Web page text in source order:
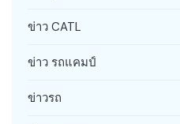
ข่าว CATL
ข่าว รถแคมป์
ข่าวรถ